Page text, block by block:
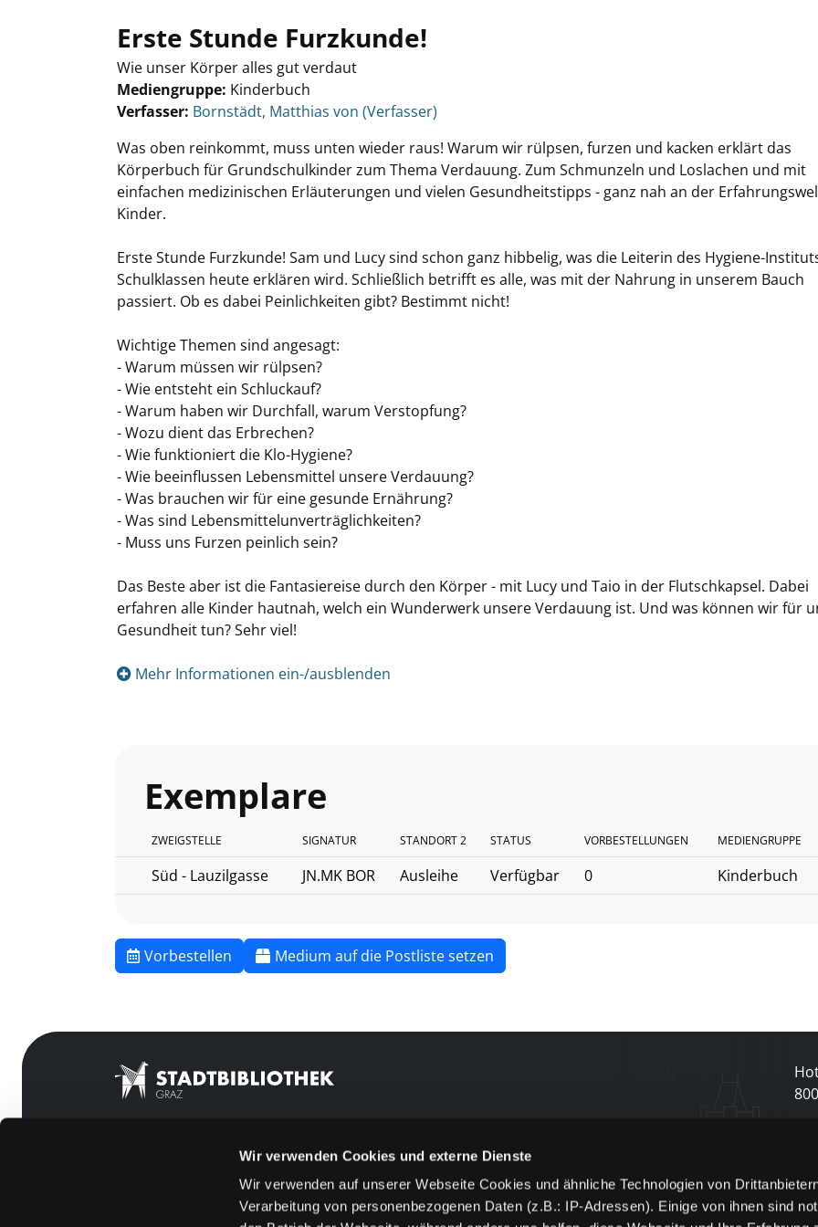
Wir verwenden Cookies und externe Dienste
Wir verwenden auf unserer Webseite Cookies und ähnliche Technologien von
Verarbeitung von personenbezogenen Daten (z.B.: IP-Adressen). Einige von ihnen sind
Erste Stunde Furzkunde!
Wie unser Körper alles gut verdaut
Mediengruppe: Kinderbuch
Verfasser: Suche nach diesem Verfasser
Bornstädt, Matthias von (Verfasser)
Was oben reinkommt, muss unten wieder raus! Warum wir rülpsen, furzen und kacken erklärt das
Körperbuch für Grundschulkinder zum Thema Verdauung. Zum Schmunzeln und Loslachen und mit
einfachen medizinischen Erläuterungen und vielen Gesundheitstipps - ganz nah an der
Kinder.
Erste Stunde Furzkunde! Sam und Lucy sind schon ganz hibbelig, was die Leiterin des Hygiene-
Schulklassen heute erklären wird. Schließlich betrifft es alle, was mit der Nahrung in unserem Bauch
passiert. Ob es dabei Peinlichkeiten gibt? Bestimmt nicht!
Wichtige Themen sind angesagt:
- Warum müssen wir rülpsen?
- Wie entsteht ein Schluckauf?
- Warum haben wir Durchfall, warum Verstopfung?
- Wozu dient das Erbrechen?
- Wie funktioniert die Klo-Hygiene?
- Wie beeinflussen Lebensmittel unsere Verdauung?
- Was brauchen wir für eine gesunde Ernährung?
- Was sind Lebensmittelunverträglichkeiten?
- Muss uns Furzen peinlich sein?
Das Beste aber ist die Fantasiereise durch den Körper - mit Lucy und Taio in der Flutschkapsel. Dabei
erfahren alle Kinder hautnah, welch ein Wunderwerk unsere Verdauung ist. Und was können wir für
Gesundheit tun? Sehr viel!
Mehr Informationen ein-/ausblenden
Exemplare
ZWEIGSTELLE SIGNATUR STANDORT 2 STATUS VORBESTELLUNGEN MEDIENGRUPPE
Süd - Lauzilgasse JN.MK BOR Ausleihe Verfügbar 0 Kinderbuch
Vorbestellen Medium auf die Postliste setzen
800
Feedback
Kontakt